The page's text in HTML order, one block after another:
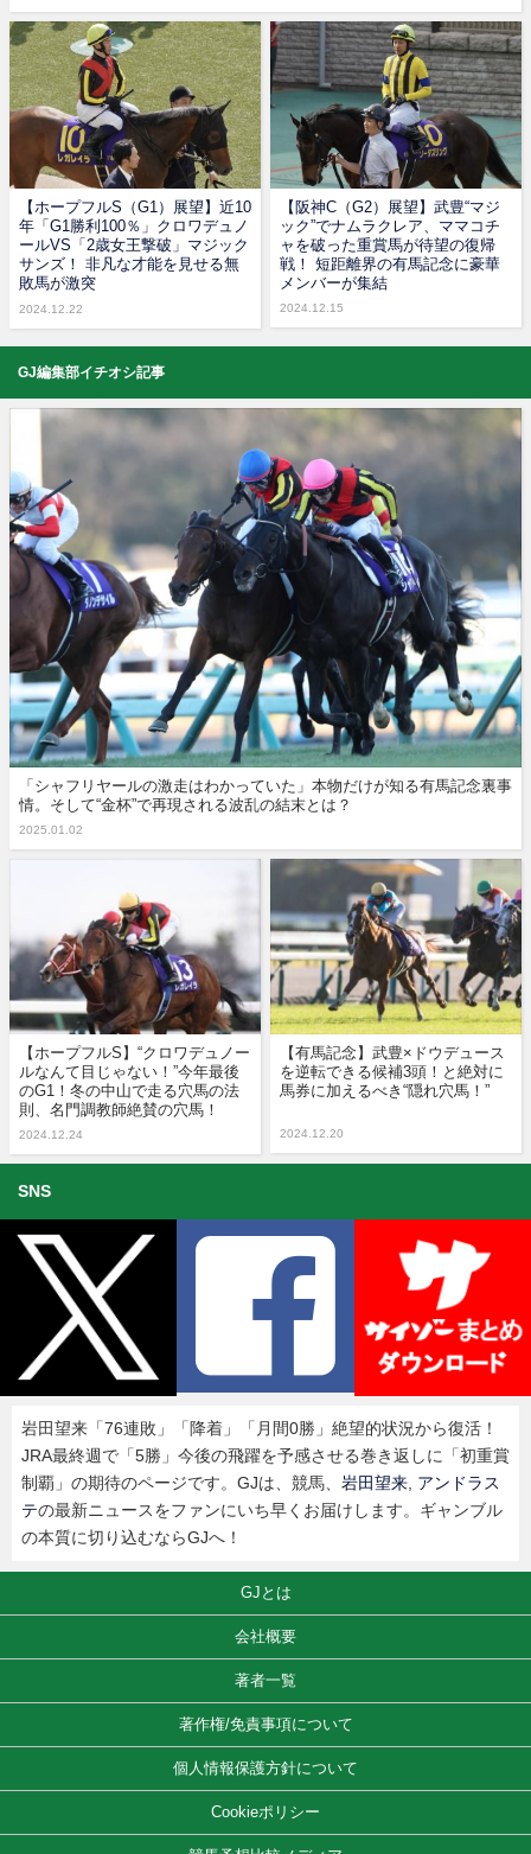
【ホープフルS（G1）展望】近10
年「G1勝利100％」クロワデュノ
ールVS「2歳女王撃破」マジック
サンズ！ 非凡な才能を見せる無
敗馬が激突
2024.12.22
【阪神C（G2）展望】武豊“マジ
ック”でナムラクレア、ママコチ
ャを破った重賞馬が待望の復帰
戦！ 短距離界の有馬記念に豪華
メンバーが集結
2024.12.15
GJ編集部イチオシ記事
「シャフリヤールの激走はわかっていた」本物だけが知る有馬記念裏事
情。そして“金杯”で再現される波乱の結末とは？
2025.01.02
【ホープフルS】“クロワデュノー
ルなんて目じゃない！”今年最後
のG1！冬の中山で走る穴馬の法
則、名門調教師絶賛の穴馬！
2024.12.24
【有馬記念】武豊×ドウデュース
を逆転できる候補3頭！と絶対に
馬券に加えるべき“隠れ穴馬！”
2024.12.20
SNS
岩田望来「76連敗」「降着」「月間0勝」絶望的状況から復活！
JRA最終週で「5勝」今後の飛躍を予感させる巻き返しに「初重賞
制覇」の期待のページです。GJは、競馬、 岩田望来, アンドラス
テの最新ニュースをファンにいち早くお届けします。ギャンブル
の本質に切り込むならGJへ！
GJとは
会社概要
著者一覧
著作権/免責事項について
個人情報保護方針について
Cookieポリシー